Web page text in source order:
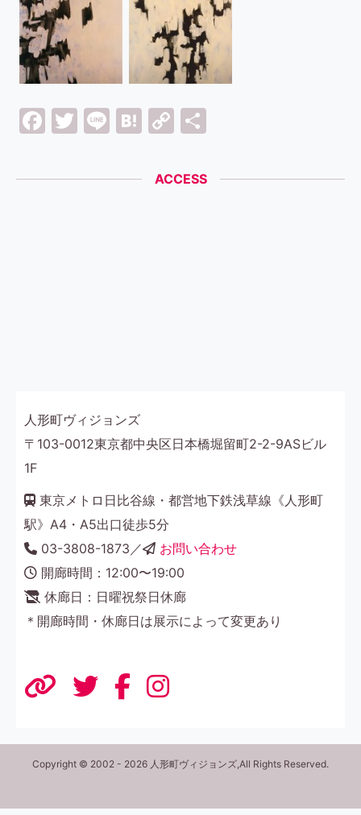
Facebook
Twitter
LineHatena
Copy
ACCESS
人形町ヴィジョンズ
〒103-0012東京都中央区日本橋堀留町2-2-9ASビル
1F
東京メトロ日比谷線・都営地下鉄浅草線《人形町
駅》A4・A5出口徒歩5分
03-3808-1873／
お問い合わせ
開廊時間：12:00〜19:00
休廊日：日曜祝祭日休廊
＊開廊時間・休廊日は展示によって変更あり
Copyright © 2002 - 2026 人形町ヴィジョンズ,All Rights Reserved.